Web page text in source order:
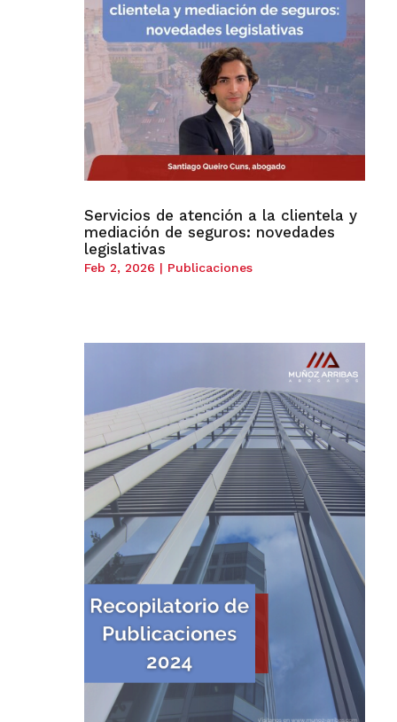
Servicios de atención a la clientela y
mediación de seguros: novedades
legislativas
Feb 2, 2026 | Publicaciones